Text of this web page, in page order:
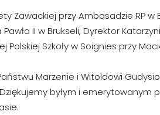
Zawackiej przy Ambasadzie RP w
II w Brukseli, Dyrektor
Polskiej Szkoły w Soignies przy
Marzenie i Witoldowi
byłym i emerytowanym